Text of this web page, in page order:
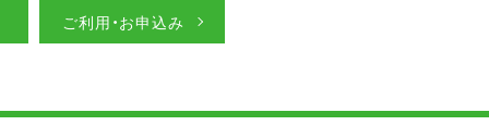
ご利用・お申込み